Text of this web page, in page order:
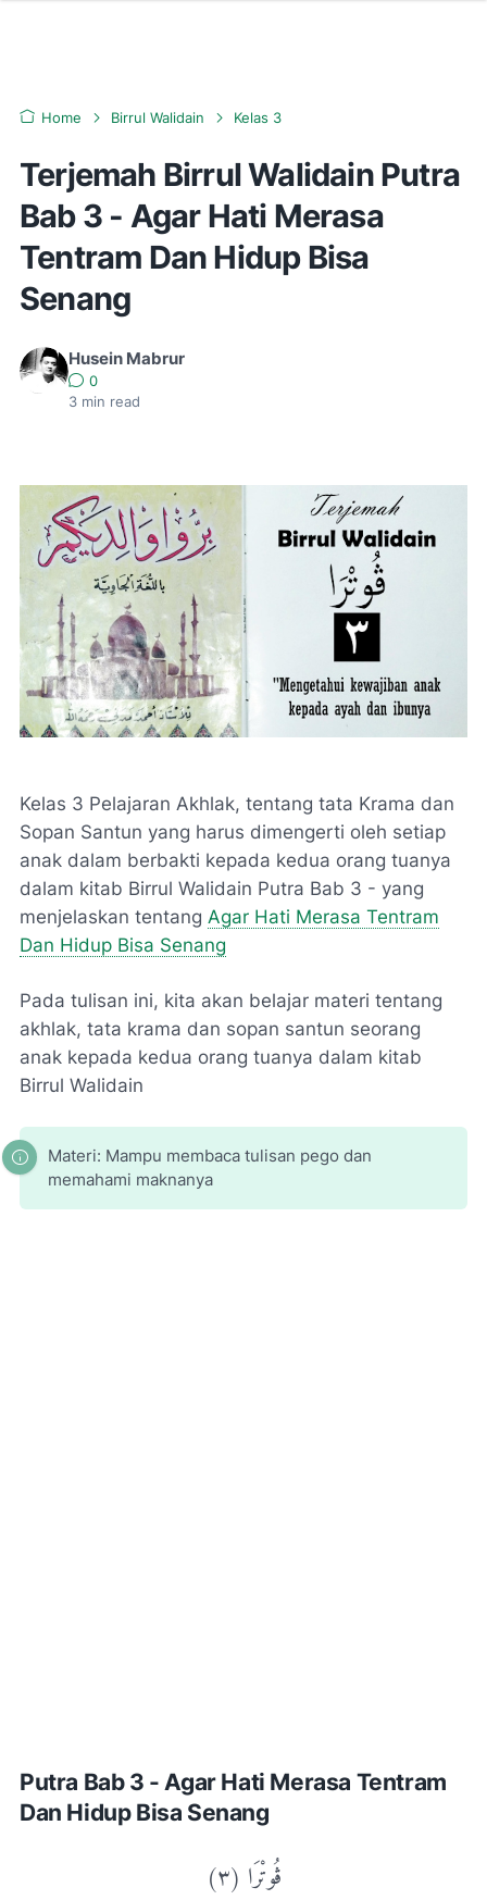
Home Birrul Walidain Kelas 3
Terjemah Birrul Walidain Putra
Bab 3 - Agar Hati Merasa
Tentram Dan Hidup Bisa
Senang
Husein Mabrur
0
3 min read
Kelas 3 Pelajaran Akhlak, tentang tata Krama dan
Sopan Santun yang harus dimengerti oleh setiap
anak dalam berbakti kepada kedua orang tuanya
dalam kitab Birrul Walidain Putra Bab 3 - yang
menjelaskan tentang Agar Hati Merasa Tentram
Dan Hidup Bisa Senang
Pada tulisan ini, kita akan belajar materi tentang
akhlak, tata krama dan sopan santun seorang
anak kepada kedua orang tuanya dalam kitab
Birrul Walidain
Materi: Mampu membaca tulisan pego dan
memahami maknanya
Putra Bab 3 - Agar Hati Merasa Tentram
Dan Hidup Bisa Senang
ڨُوتْرَا (٣)